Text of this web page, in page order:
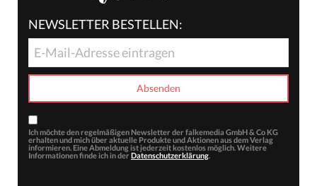
NEWSLETTER BESTELLEN:
Ich möchte den regelmäßigen Newsletter der falkemedia GmbH & Co KG
erhalten und mich über aktuelle Produkte und Aktionen aus dem Verlag
informieren. Eine Abmeldung ist jederzeit kostenlos möglich. Weitere
Informationen finde ich in der Datenschutzerklärung.